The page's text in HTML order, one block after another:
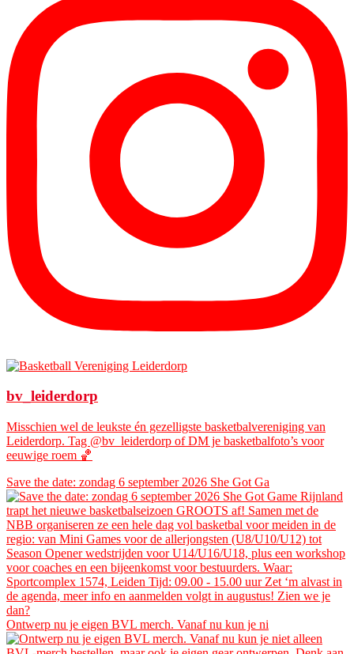
bv_leiderdorp
Misschien wel de leukste én gezelligste basketbalvereniging van
Leiderdorp. Tag @bv_leiderdorp of DM je basketbalfoto’s voor
eeuwige roem 🏀
Save the date: zondag 6 september 2026 She Got Ga
Ontwerp nu je eigen BVL merch. Vanaf nu kun je ni